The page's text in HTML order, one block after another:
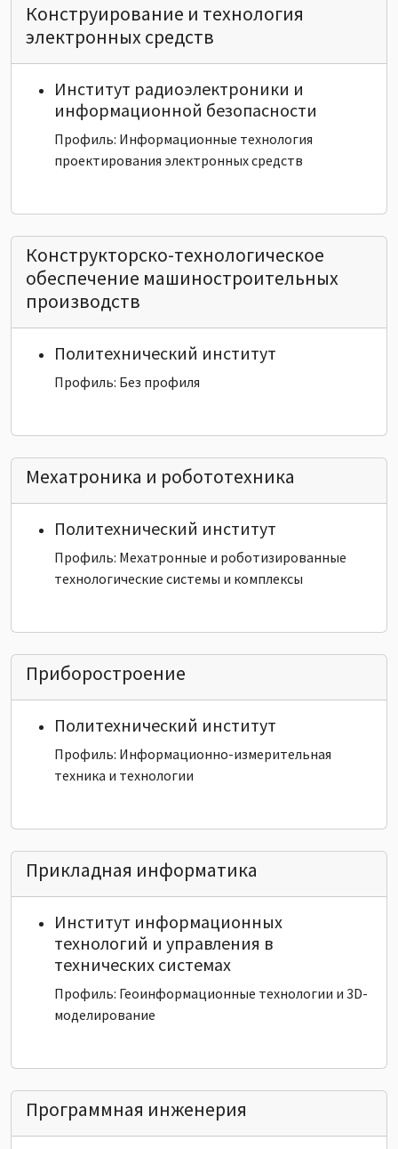
Конструирование и технология
электронных средств
Институт радиоэлектроники и
информационной безопасности
Профиль: Информационные технология
проектирования электронных средств
Конструкторско-технологическое
обеспечение машиностроительных
производств
Политехнический институт
Профиль: Без профиля
Мехатроника и робототехника
Политехнический институт
Профиль: Мехатронные и роботизированные
технологические системы и комплексы
Приборостроение
Политехнический институт
Профиль: Информационно-измерительная
техника и технологии
Прикладная информатика
Институт информационных
технологий и управления в
технических системах
Профиль: Геоинформационные технологии и 3D-
моделирование
Программная инженерия